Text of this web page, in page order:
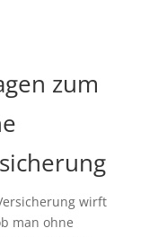
zum
wirft
man ohne